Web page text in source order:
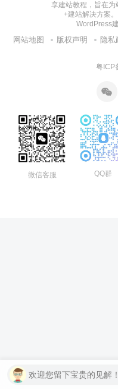
享建站教程，旨在为
+建站解决方案
WordPress
网站地图 版权声明 隐私
粤ICP
微信客服 QQ群
欢迎您留下宝贵的见解！